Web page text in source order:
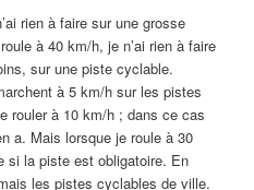
rien à faire sur une grosse
à 40 km/h, je n’ai rien à faire
sur une piste cyclable.
à 5 km/h sur les pistes
rouler à 10 km/h ; dans ce cas
a. Mais lorsque je roule à 30
si la piste est obligatoire. En
les pistes cyclables de ville.